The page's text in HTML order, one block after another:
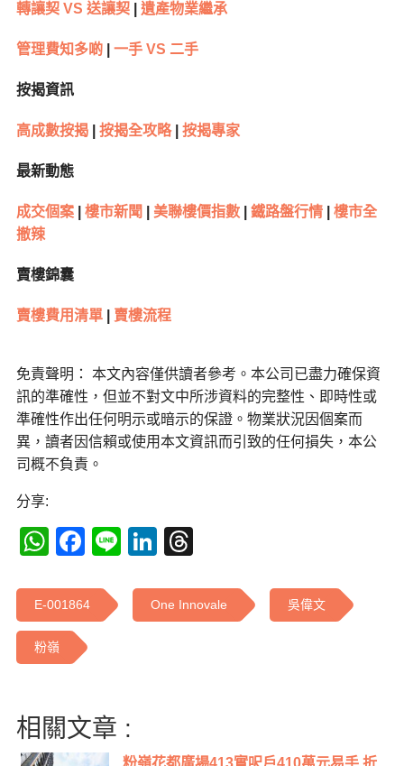
轉讓契 VS 送讓契| 遺產物業繼承
管理費知多啲| 一手 VS 二手
按揭資訊
高成數按揭| 按揭全攻略| 按揭專家
最新動態
成交個案| 樓市新聞 美聯樓價指數| 鐵路盤行情|
樓市全
撤辣
賣樓錦囊
賣樓費用清單| 賣樓流程
免責聲明： 本文內容僅供讀者參考。本公司已盡力確保資
訊的準確性，但並不對文中所涉資料的完整性、即時性或
準確性作出任何明示或暗示的保證。物業狀況因個案而
異，讀者因信賴或使用本文資訊而引致的任何損失，本公
司概不負責。
分享:
WhatsApp
Facebook
LineLinkedIn
E-001864 One Innovale 吳偉文
粉嶺
相關文章 :
粉嶺花都廣場413實呎戶410萬元易手 折